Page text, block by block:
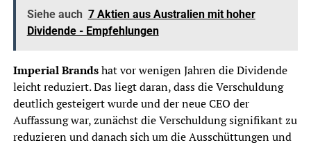
Siehe auch 7 Aktien aus Australien mit hoher
Dividende - Empfehlungen
Imperial Brandshat vor wenigen Jahren die Dividende
leicht reduziert. Das liegt daran, dass die Verschuldung
deutlich gesteigert wurde und der neue CEO der
Auffassung war, zunächst die Verschuldung signifikant zu
reduzieren und danach sich um die Ausschüttungen und